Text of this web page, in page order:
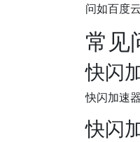
问如百度
常见
快闪
快闪加速
快闪